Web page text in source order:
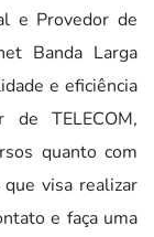
e Provedor de
Banda Larga
e eficiência
TELECOM,
quanto com
visa realizar
e faça uma